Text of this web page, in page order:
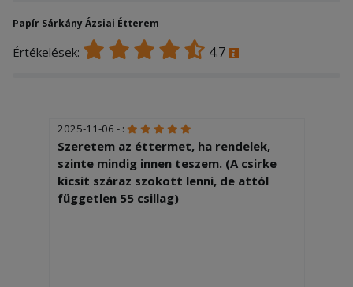
Papír Sárkány Ázsiai Étterem
Értékelések: 4.7
2025-11-06 - :
Szeretem az éttermet, ha rendelek,
szinte mindig innen teszem. (A csirke
kicsit száraz szokott lenni, de attól
független 55 csillag)